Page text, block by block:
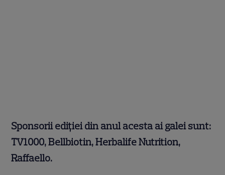
Sponsorii ediției din anul acesta ai galei sunt:
TV1000, Bellbiotin, Herbalife Nutrition,
Raffaello.